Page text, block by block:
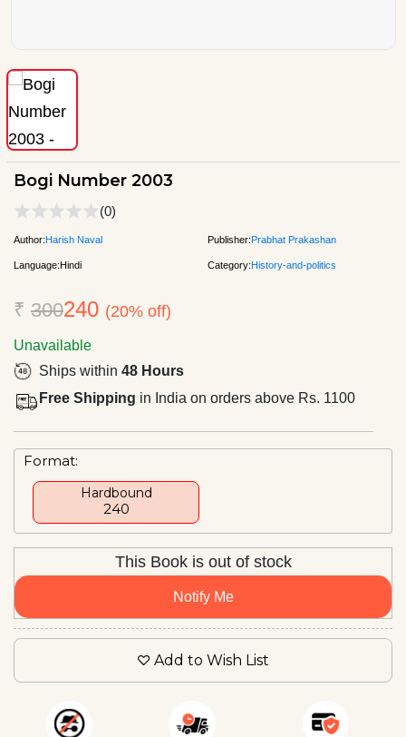
Bogi Number 2003
(0)
Author:Harish Naval Publisher:Prabhat Prakashan
Language:Hindi Category:History-and-politics
₹ 300240 (20% off)
Unavailable
Ships within 48 Hours
Free Shipping in India on orders above Rs. 1100
Format:
Hardbound
₹240
This Book is out of stock
Notify Me
Add to Wish List